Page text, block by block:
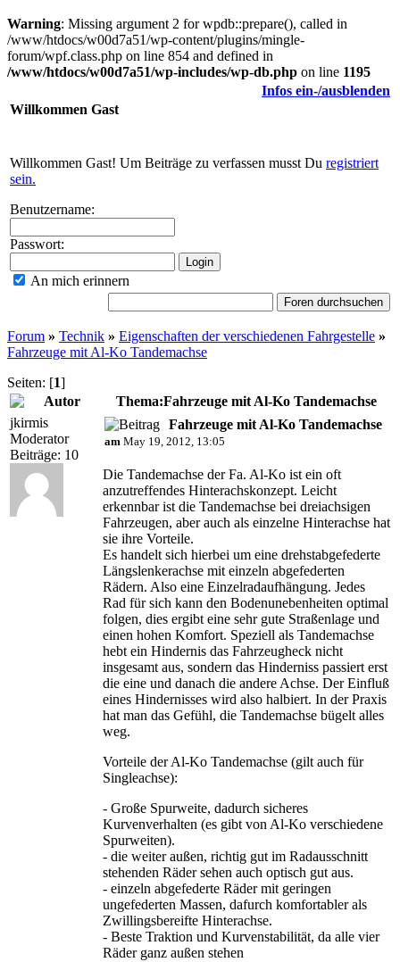
Warning: Missing argument 2 for wpdb::prepare(), called in
/www/htdocs/w00d7a51/wp-content/plugins/mingle-
forum/wpf.class.php on line 854 and defined in
/www/htdocs/w00d7a51/wp-includes/wp-db.php on line 1195
Willkommen Gast
Infos ein-/ausblenden
Willkommen Gast! Um Beiträge zu verfassen musst Du registriert
sein.
Benutzername:
Passwort:
An mich erinnern
Forum » Technik » Eigenschaften der verschiedenen Fahrgestelle »
Fahrzeuge mit Al-Ko Tandemachse
Seiten: [1]
Autor
Thema:Fahrzeuge mit Al-Ko Tandemachse
jkirmis
Moderator
Beiträge: 10
Fahrzeuge mit Al-Ko Tandemachse
am May 19, 2012, 13:05
Die Tandemachse der Fa. Al-Ko ist ein oft
anzutreffendes Hinterachskonzept. Leicht
erkennbar ist die Tandemachse bei dreiachsigen
Fahrzeugen, aber auch als einzelne Hinterachse hat
sie ihre Vorteile.
Es handelt sich hierbei um eine drehstabgefederte
Längslenkerachse mit einzeln abgefederten
Rädern. Also eine Einzelradaufhängung. Jedes
Rad für sich kann den Bodenunebenheiten optimal
folgen, dies ergibt eine sehr gute Straßenlage und
einen hohen Komfort. Speziell als Tandemachse
hebt ein Hindernis das Fahrzeugheck nicht
insgesamt aus, sondern das Hinderniss passiert erst
die eine und danach die andere Achse. Der Einfluß
eines Hindernisses wird also halbiert. In der Praxis
hat man das Gefühl, die Tandemachse bügelt alles
weg.
Vorteile der Al-Ko Tandemachse (gilt auch für
Singleachse):
- Große Spurweite, dadurch sicheres
Kurvenverhalten (es gibt von Al-Ko verschiedene
Spurweiten).
- die weiter außen, richtig gut im Radausschnitt
stehenden Räder sehen auch optisch gut aus.
- einzeln abgefederte Räder mit geringen
ungefederten Massen, dafurch komfortabler als
Zwillingsbereifte Hinterachse.
- Beste Traktion und Kurvenstabilität, da alle vier
Räder ganz außen stehen